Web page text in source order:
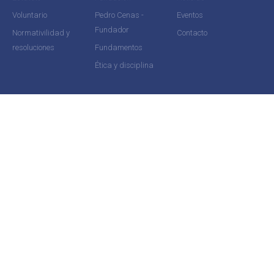
Voluntario
Normativilidad y
resoluciones
Pedro Cenas -
Fundador
Fundamentos
Ética y disciplina
Eventos
Contacto